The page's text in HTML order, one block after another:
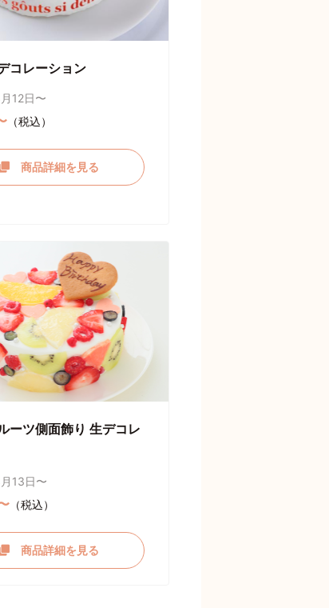
コレーション
12日〜
（税込）
商品詳細を見る
ーツ側面飾り 生デコレ
13日〜
（税込）
商品詳細を見る